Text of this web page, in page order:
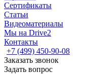
Сертификаты
Статьи
Видеоматериалы
Мы на Drive2
Контакты
+7 (499) 450-90-08
Заказать звонок
Задать вопрос